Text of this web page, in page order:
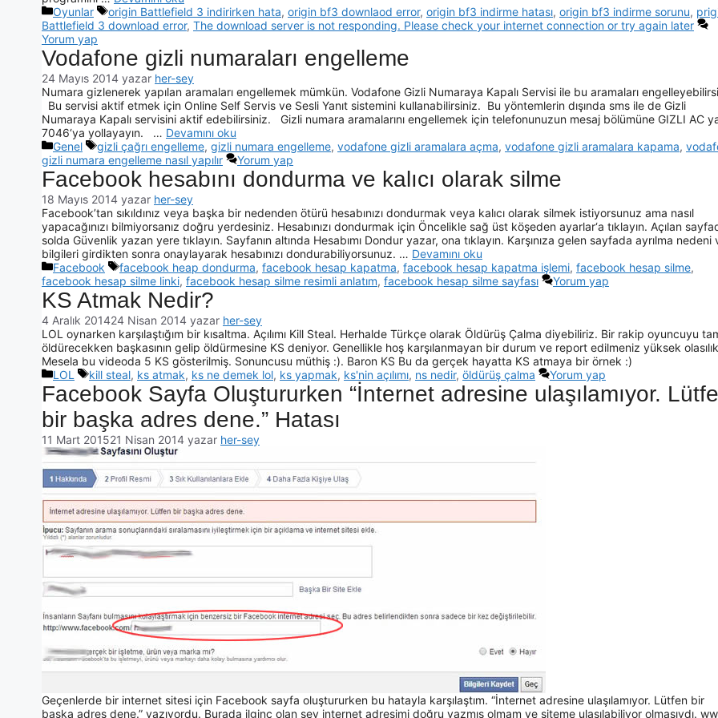
Oyunlar
origin Battlefield 3 indirirken hata, origin bf3 downlaod error, origin bf3 indirme hatası, origin bf3 indirme sorunu,
Battlefield 3 download error, The download server is not responding. Please check your internet connection or try again later
Yorum yap
Vodafone gizli numaraları engelleme
24 Mayıs 2014 yazar her-sey
Numara gizlenerek yapılan aramaları engellemek mümkün. Vodafone Gizli Numaraya Kapalı Servisi ile bu aramaları
Bu servisi aktif etmek için Online Self Servis ve Sesli Yanıt sistemini kullanabilirsiniz. Bu yöntemlerin dışında sms ile de Gizli
Numaraya Kapalı servisini aktif edebilirsiniz. Gizli numara aramalarını engellemek için telefonunuzun mesaj bölümüne GIZLI AC
7046‘ya yollayayın. … Devamını oku
Genel
gizli çağrı engelleme, gizli numara engelleme, vodafone gizli aramalara açma, vodafone gizli aramalara kapama,
gizli numara engelleme nasıl yapılır
Yorum yap
Facebook hesabını dondurma ve kalıcı olarak silme
18 Mayıs 2014 yazar her-sey
Facebook’tan sıkıldınız veya başka bir nedenden ötürü hesabınızı dondurmak veya kalıcı olarak silmek istiyorsunuz ama nasıl
yapacağınızı bilmiyorsanız doğru yerdesiniz. Hesabınızı dondurmak için Öncelikle sağ üst köşeden ayarlar‘a tıklayın. Açılan
solda Güvenlik yazan yere tıklayın. Sayfanın altında Hesabımı Dondur yazar, ona tıklayın. Karşınıza gelen sayfada ayrılma nedeni
bilgileri girdikten sonra onaylayarak hesabınızı dondurabiliyorsunuz. … Devamını oku
Facebook
facebook heap dondurma, facebook hesap kapatma, facebook hesap kapatma işlemi, facebook hesap silme,
facebook hesap silme linki, facebook hesap silme resimli anlatım, facebook hesap silme sayfası Yorum yap
KS Atmak Nedir?
4 Aralık 201424 Nisan 2014 yazar her-sey
LOL oynarken karşılaştığım bir kısaltma. Açılımı Kill Steal. Herhalde Türkçe olarak Öldürüş Çalma diyebiliriz. Bir rakip oyuncuyu
öldürecekken başkasının gelip öldürmesine KS deniyor. Genellikle hoş karşılanmayan bir durum ve report edilmeniz yüksek
Mesela bu videoda 5 KS gösterilmiş. Sonuncusu müthiş :). Baron KS Bu da gerçek hayatta KS atmaya bir örnek :)
LOL
kill steal, ks atmak, ks ne demek lol, ks yapmak, ks'nin açılımı, ns nedir, öldürüş çalma Yorum yap
Facebook Sayfa Oluştururken “İnternet adresine ulaşılamıyor.
bir başka adres dene.” Hatası
11 Mart 201521 Nisan 2014 yazar her-sey
Geçenlerde bir internet sitesi için Facebook sayfa oluştururken bu hatayla karşılaştım. “İnternet adresine ulaşılamıyor. Lütfen bir
başka adres dene.” yazıyordu. Burada ilginç olan şey internet adresimi doğru yazmış olmam ve siteme ulaşılabiliyor olmasıydı.